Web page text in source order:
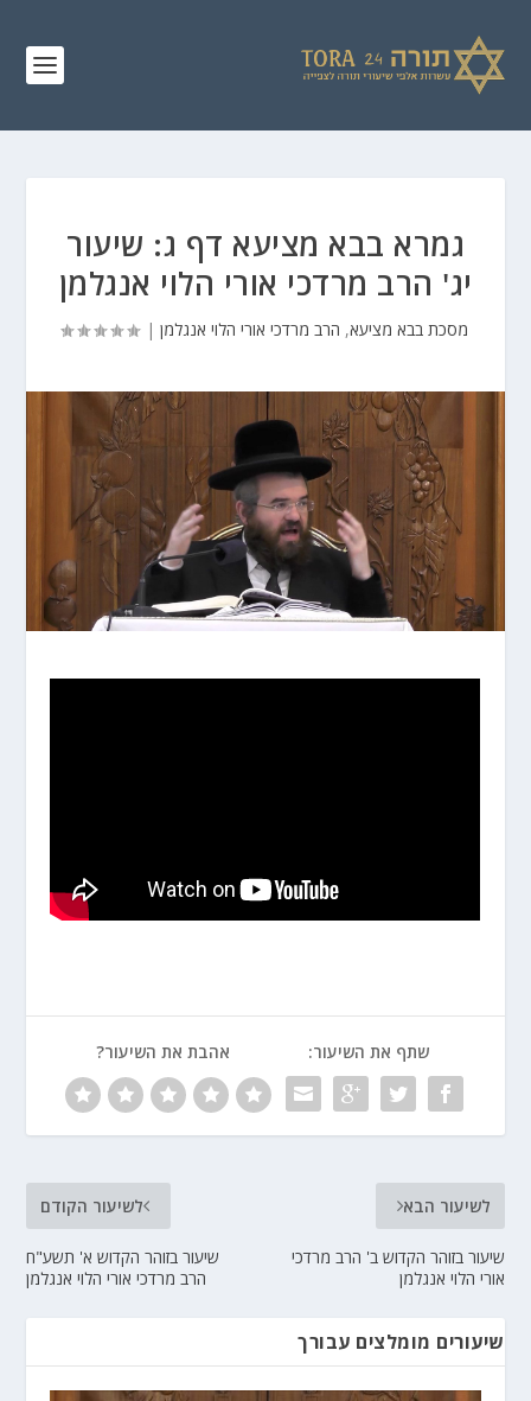
גמרא בבא מציעא דף ג: שיעור
יג' הרב מרדכי אורי הלוי אנגלמן
מסכת בבא מציעא, הרב מרדכי אורי הלוי אנגלמן |
שתף את השיעור: אהבת את השיעור?
לשיעור הקודם
שיעור בזוהר הקדוש א' תשע"ח
הרב מרדכי אורי הלוי אנגלמן
לשיעור הבא
שיעור בזוהר הקדוש ב' הרב מרדכי
אורי הלוי אנגלמן
שיעורים מומלצים עבורך